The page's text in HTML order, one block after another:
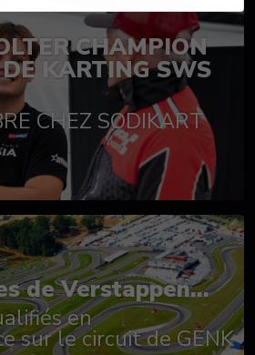
CHAMPION
KARTING SWS
CHEZ SODIKART
de Verstappen...
en
sur le circuit de GENK